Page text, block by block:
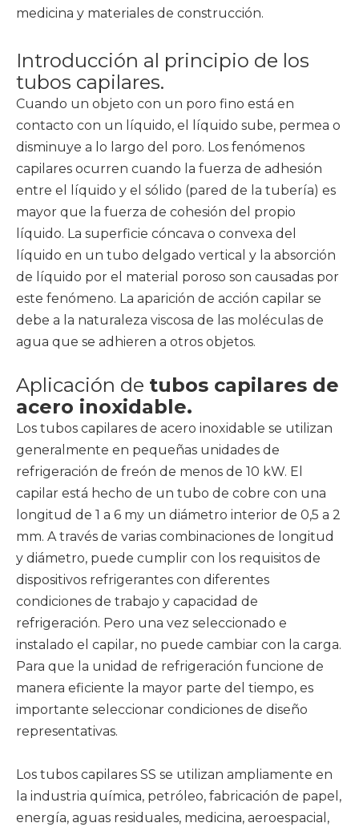
medicina y materiales de construcción.
Introducción al principio de los
tubos capilares.
Cuando un objeto con un poro fino está en
contacto con un líquido, el líquido sube, permea o
disminuye a lo largo del poro. Los fenómenos
capilares ocurren cuando la fuerza de adhesión
entre el líquido y el sólido (pared de la tubería) es
mayor que la fuerza de cohesión del propio
líquido. La superficie cóncava o convexa del
líquido en un tubo delgado vertical y la absorción
de líquido por el material poroso son causadas por
este fenómeno. La aparición de acción capilar se
debe a la naturaleza viscosa de las moléculas de
agua que se adhieren a otros objetos.
Aplicación de tubos capilares de
acero inoxidable.
Los tubos capilares de acero inoxidable se utilizan
generalmente en pequeñas unidades de
refrigeración de freón de menos de 10 kW. El
capilar está hecho de un tubo de cobre con una
longitud de 1 a 6 my un diámetro interior de 0,5 a 2
mm. A través de varias combinaciones de longitud
y diámetro, puede cumplir con los requisitos de
dispositivos refrigerantes con diferentes
condiciones de trabajo y capacidad de
refrigeración. Pero una vez seleccionado e
instalado el capilar, no puede cambiar con la carga.
Para que la unidad de refrigeración funcione de
manera eficiente la mayor parte del tiempo, es
importante seleccionar condiciones de diseño
representativas.
Los tubos capilares SS se utilizan ampliamente en
la industria química, petróleo, fabricación de papel,
energía, aguas residuales, medicina, aeroespacial,